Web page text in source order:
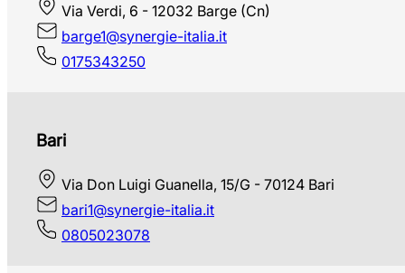
Via Verdi, 6 - 12032 Barge (Cn)
barge1@synergie-italia.it
0175343250
Bari
Via Don Luigi Guanella, 15/G - 70124 Bari
bari1@synergie-italia.it
0805023078